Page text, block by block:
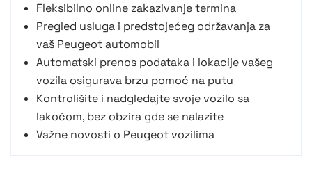
Fleksibilno online zakazivanje termina
Pregled usluga i predstojećeg održavanja za
vaš Peugeot automobil
Automatski prenos podataka i lokacije vašeg
vozila osigurava brzu pomoć na putu
Kontrolišite i nadgledajte svoje vozilo sa
lakoćom, bez obzira gde se nalazite
Važne novosti o Peugeot vozilima